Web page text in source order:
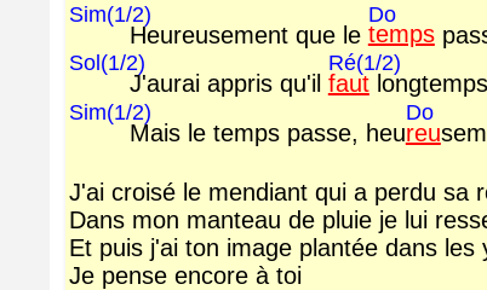
Sim(1/2)
Heureusement que le
Do
temps
Sol(1/2)
J'aurai appris qu'il
Ré(1/2)
fautlongtemps
Sim(1/2)
Mais le temps passe, heu
Do
reu
J'ai croisé le mendiant qui a perdu sa
Dans mon manteau de pluie je lui
Et puis j'ai ton image plantée dans les
Je pense encore à toi